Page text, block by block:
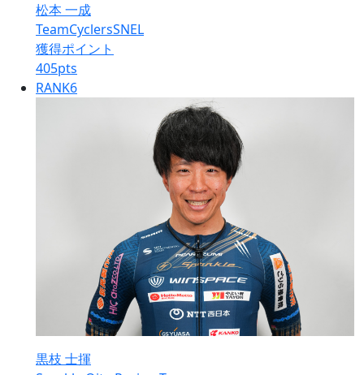
松本 一成
TeamCyclersSNEL
獲得ポイント
405pts
RANK6
黒枝 士揮